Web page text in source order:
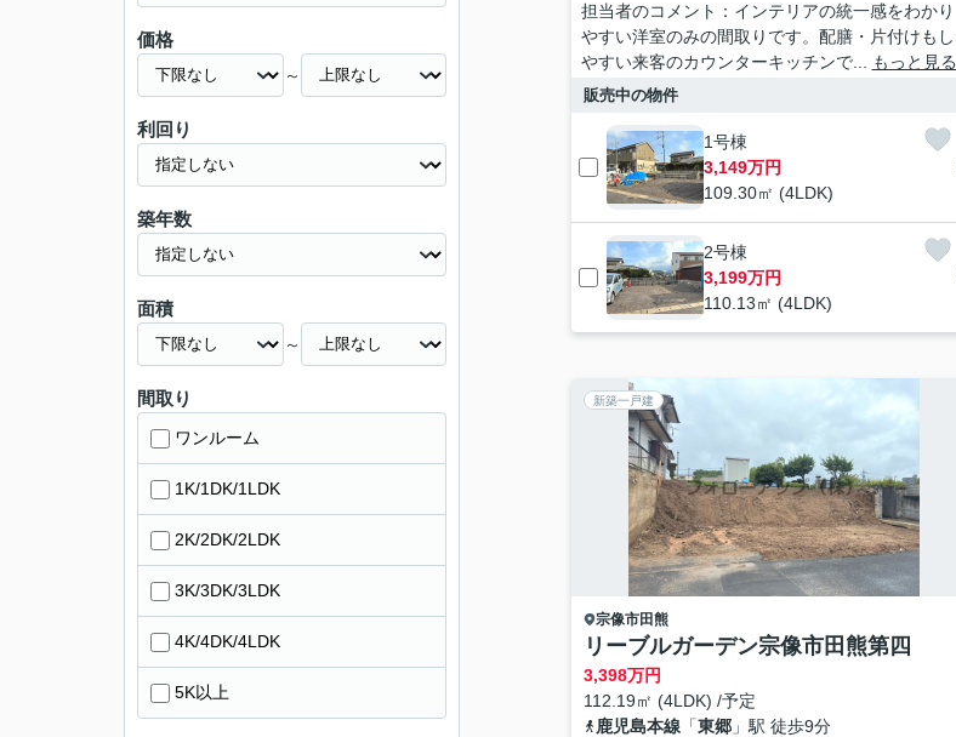
担当者のコメント：インテリアの統一感をわかり
やすい洋室のみの間取りです。配膳・片付けもし
やすい来客のカウンターキッチンで...
もっと見る
販売中の物件
1号棟
3,149万円
109.30㎡ (4LDK)
2号棟
3,199万円
110.13㎡ (4LDK)
新築一戸建
宗像市田熊
リーブルガーデン宗像市田熊第四
3,398万円
112.19㎡ (4LDK) /予定
鹿児島本線「東郷」駅 徒歩9分
価格
～
利回り
築年数
面積
～
間取り
ワンルーム
1K/1DK/1LDK
2K/2DK/2LDK
3K/3DK/3LDK
4K/4DK/4LDK
5K以上